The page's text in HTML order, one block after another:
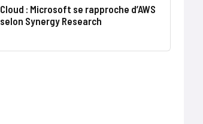
Cloud : Microsoft se rapproche d’AWS
selon Synergy Research